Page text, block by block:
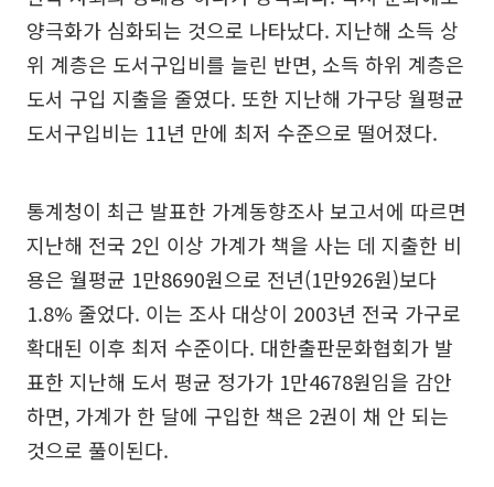
양극화가 심화되는 것으로 나타났다. 지난해 소득 상
위 계층은 도서구입비를 늘린 반면, 소득 하위 계층은
도서 구입 지출을 줄였다. 또한 지난해 가구당 월평균
도서구입비는 11년 만에 최저 수준으로 떨어졌다.
통계청이 최근 발표한 가계동향조사 보고서에 따르면
지난해 전국 2인 이상 가계가 책을 사는 데 지출한 비
용은 월평균 1만8690원으로 전년(1만926원)보다
1.8% 줄었다. 이는 조사 대상이 2003년 전국 가구로
확대된 이후 최저 수준이다. 대한출판문화협회가 발
표한 지난해 도서 평균 정가가 1만4678원임을 감안
하면, 가계가 한 달에 구입한 책은 2권이 채 안 되는
것으로 풀이된다.